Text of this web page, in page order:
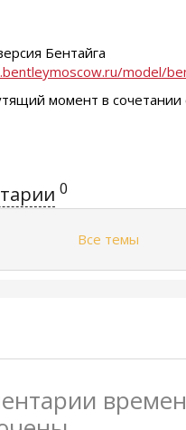
Бентайга
model/
момент в
0
Все темы